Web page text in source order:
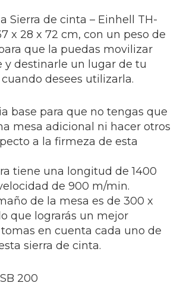
Sierra de cinta – Einhell TH-
x 28 x 72 cm, con un peso de
que la puedas movilizar
y destinarle un lugar de tu
desees utilizarla.
base para que no tengas que
mesa adicional ni hacer otros
a la firmeza de esta
tiene una longitud de 1400
de 900 m/min.
de la mesa es de 300 x
que lograrás un mejor
en cuenta cada uno de
sierra de cinta.